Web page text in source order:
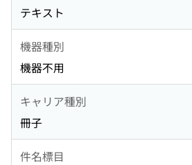
テキスト
機器種別
機器不用
キャリア種別
冊子
件名標目